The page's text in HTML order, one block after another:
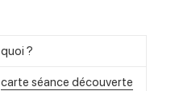
quoi ?
carte séance découverte